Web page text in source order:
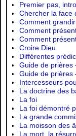
Premier pas,
Chercher la face
Comment
Comment
Comment
Croire Dieu
Différentes
Guide de prières
Guide de prières
Intercesseurs
La doctrine des
La foi
La foi démontré
La grande
La moisson des
La mort, la